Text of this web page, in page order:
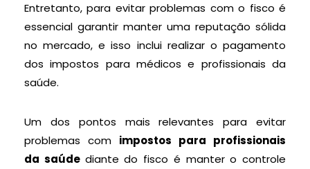
Entretanto, para evitar problemas com o fisco é
essencial garantir manter uma reputação sólida
no mercado, e isso inclui realizar o pagamento
dos impostos para médicos e profissionais da
saúde.
Um dos pontos mais relevantes para evitar
problemas com impostos para profissionais
da saúde diante do fisco é manter o controle